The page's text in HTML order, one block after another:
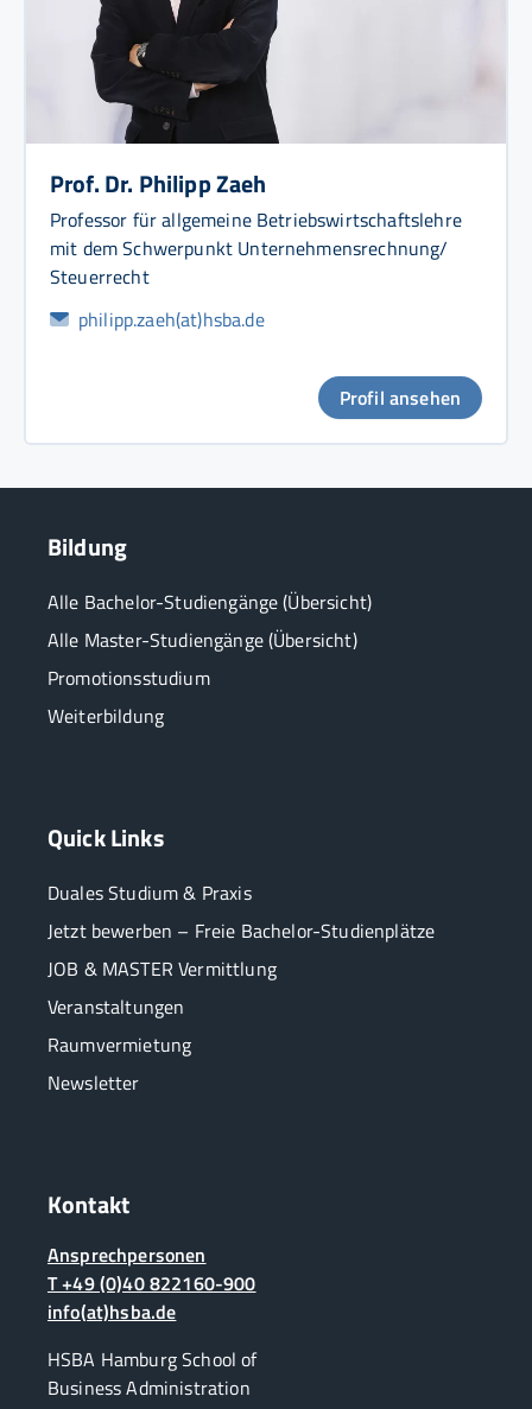
Prof. Dr. Philipp Zaeh
Professor für allgemeine Betriebswirtschaftslehre
mit dem Schwerpunkt Unternehmensrechnung/
Steuerrecht
philipp.zaeh(at)hsba.de
Profil ansehen
Bildung
Alle Bachelor-Studiengänge (Übersicht)
Alle Master-Studiengänge (Übersicht)
Promotionsstudium
Weiterbildung
Quick Links
Duales Studium & Praxis
Jetzt bewerben – Freie Bachelor-Studienplätze
JOB & MASTER Vermittlung
Veranstaltungen
Raumvermietung
Newsletter
Kontakt
Ansprechpersonen
T +49 (0)40 822160-900
info(at)hsba.de
HSBA Hamburg School of
Business Administration